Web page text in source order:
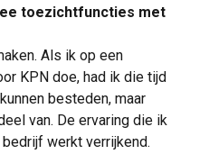
toezichtfuncties met
Als ik op een
KPN doe, had ik die tijd
besteden, maar
van. De ervaring die ik
werkt verrijkend.